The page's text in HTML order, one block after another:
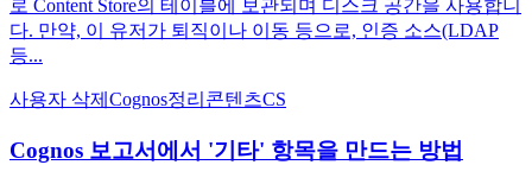
로 Content Store의 테이블에 보관되며 디스크 공간을 사용합니
다. 만약, 이 유저가 퇴직이나 이동 등으로, 인증 소스(LDAP
등...
사용자 삭제 Cognos정리 콘텐츠CS
Cognos 보고서에서 '기타' 항목을 만드는 방법